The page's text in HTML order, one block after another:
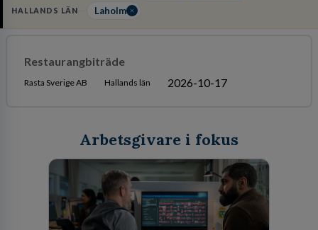
HALLANDS LÄN Laholm
Restaurangbiträde
Rasta Sverige AB Hallands län 2026-10-17
Arbetsgivare i fokus